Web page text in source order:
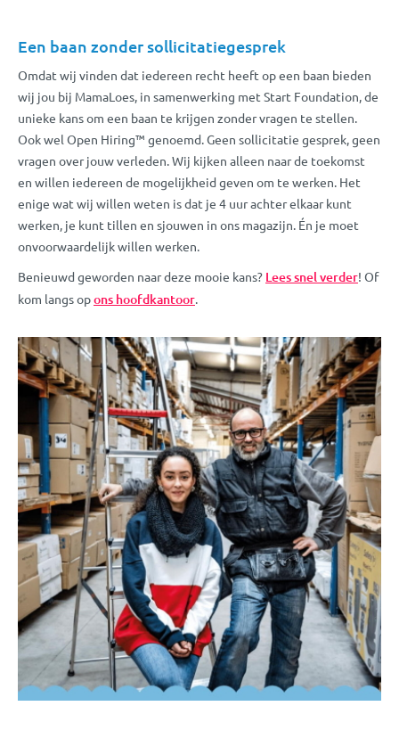
Een baan zonder sollicitatiegesprek
Omdat wij vinden dat iedereen recht heeft op een baan bieden
wij jou bij MamaLoes, in samenwerking met Start Foundation, de
unieke kans om een baan te krijgen zonder vragen te stellen.
Ook wel Open Hiring™ genoemd. Geen sollicitatie gesprek, geen
vragen over jouw verleden. Wij kijken alleen naar de toekomst
en willen iedereen de mogelijkheid geven om te werken. Het
enige wat wij willen weten is dat je 4 uur achter elkaar kunt
werken, je kunt tillen en sjouwen in ons magazijn. Én je moet
onvoorwaardelijk willen werken.
Benieuwd geworden naar deze mooie kans? Lees snel verder! Of
kom langs opons hoofdkantoor.